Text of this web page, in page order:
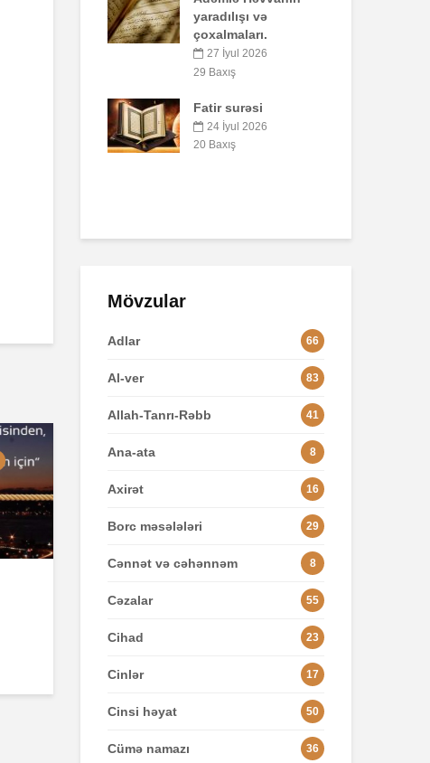
41 Baxış
Faiz nədir?
7 İyul 2026
AŞURA BARƏDƏ
26 İyun 2026
Mövzular
Adlar 66
Al-ver 83
Allah-Tanrı-Rəbb 41
Ana-ata 8
Axirət 16
Borc məsələləri 29
Cənnət və cəhənnəm 8
Cəzalar 55
Cihad 23
Cinlər 17
Cinsi həyat 50
Cümə namazı 36